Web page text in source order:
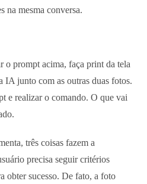
na mesma conversa.
o prompt acima, faça print da tela
IA junto com as outras duas fotos.
e realizar o comando. O que vai
três coisas fazem a
precisa seguir critérios
obter sucesso. De fato, a foto